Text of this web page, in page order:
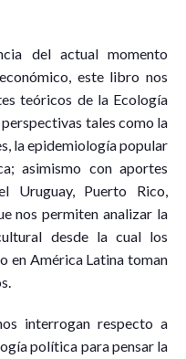
del actual momento
este libro nos
teóricos de la Ecología
tales como la
la epidemiología popular
asimismo con aportes
Uruguay, Puerto Rico,
nos permiten analizar la
desde la cual los
en América Latina toman
interrogan respecto a
política para pensar la